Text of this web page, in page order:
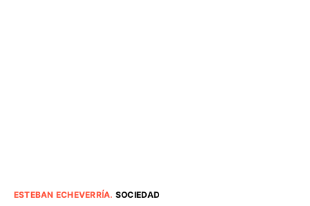
ESTEBAN ECHEVERRÍA. SOCIEDAD